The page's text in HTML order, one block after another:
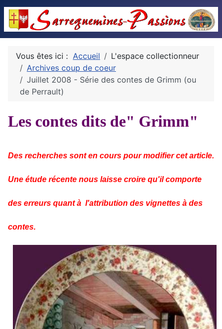
Vous êtes ici : Accueil
L'espace collectionneur
Archives coup de coeur
Juillet 2008 - Série des contes de Grimm (ou
de Perrault)
Les contes dits de" Grimm"
Des recherches sont en cours pour modifier cet article.
Une étude récente nous laisse croire qu'il comporte
des erreurs quant à l'attribution des vignettes à des
contes.